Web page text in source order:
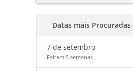
Datas mais Procuradas
7 de setembro
Faltam 5 semanas